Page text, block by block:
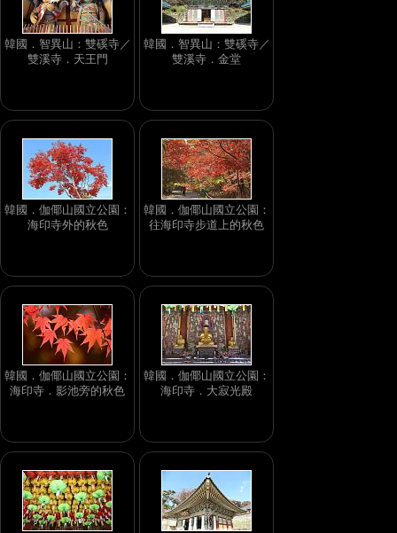
韓國．智異山：雙磎寺／
雙溪寺．天王門
韓國．智異山：雙磎寺／
雙溪寺．金堂
韓國．伽倻山國立公園：
海印寺外的秋色
韓國．伽倻山國立公園：
往海印寺步道上的秋色
韓國．伽倻山國立公園：
海印寺．影池旁的秋色
韓國．伽倻山國立公園：
海印寺．大寂光殿